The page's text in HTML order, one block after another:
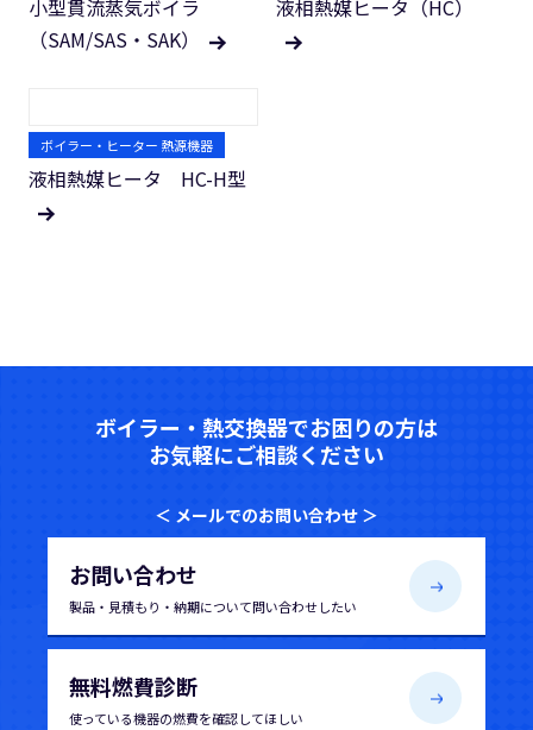
小型貫流蒸気ボイラ
（SAM/SAS・SAK）
液相熱媒ヒータ（HC）
ボイラー・ヒーター 熱源機器
液相熱媒ヒータ HC-H型
ボイラー・熱交換器でお困りの方は
お気軽にご相談ください
＜ メールでのお問い合わせ ＞
お問い合わせ
製品・見積もり・納期について問い合わせしたい
無料燃費診断
使っている機器の燃費を確認してほしい